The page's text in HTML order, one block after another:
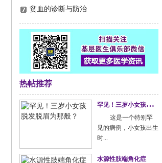
贫血的诊断与防治
热帖推荐
罕
见！三岁小女孩脱发脱眉为那般？
这是一个特别罕
见的病例，小女孩出生
时...
水源性肢端角化症